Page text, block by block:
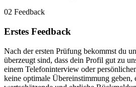
02 Feedback
Erstes Feedback
Nach der ersten Prüfung bekommst du
überzeugt sind, dass dein Profil gut zu
einem Telefoninterview oder
keine optimale Übereinstimmung geben,